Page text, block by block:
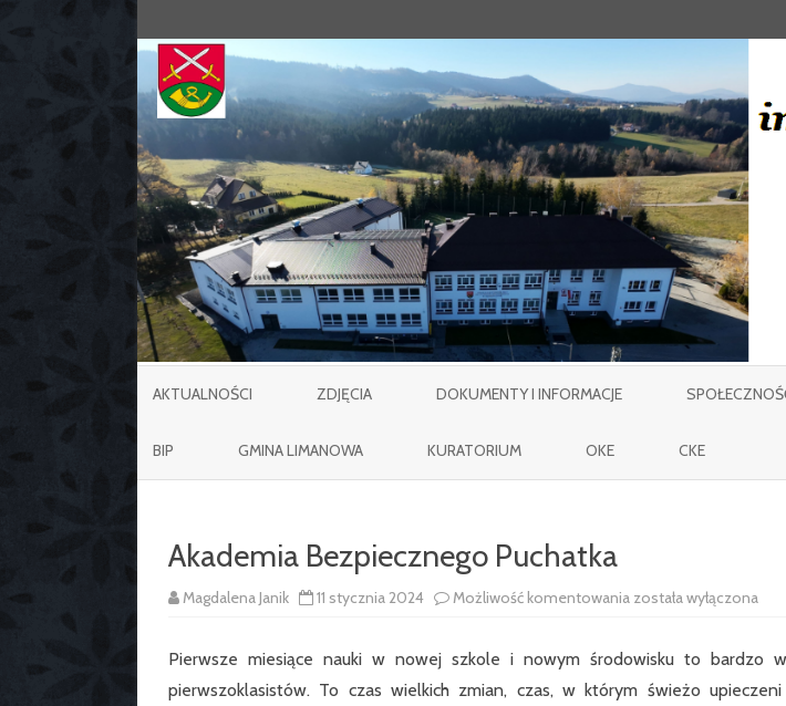
to
AKTUALNOŚCI ZDJĘCIA DOKUMENTY I INFORMACJE
NAUCZYCIELE
BIP GMINA LIMANOWA KURATORIUM OKE CKE
Akademia Bezpiecznego Puchatka
Magdalena Janik 11 stycznia 2024 Możliwość komentowania Akademia
Bezpiecznego
została wyłączona
Pierwsze miesiące nauki w nowej szkole i nowym środowisku to bardzo
pierwszoklasistów. To czas wielkich zmian, czas, w którym świeżo